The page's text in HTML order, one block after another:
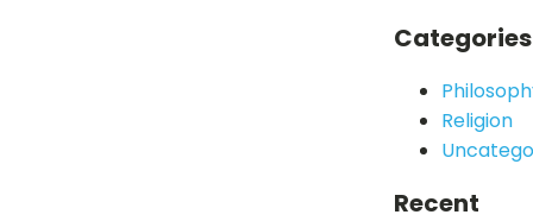
Categories
Religion
Recent